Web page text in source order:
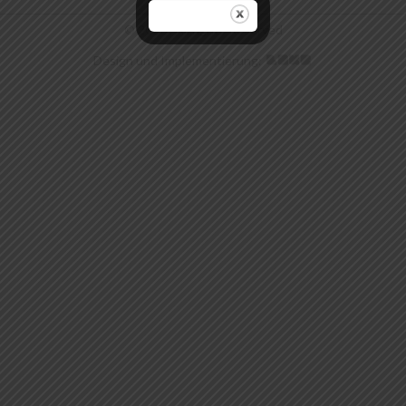
© 2026 . All rights Reserved